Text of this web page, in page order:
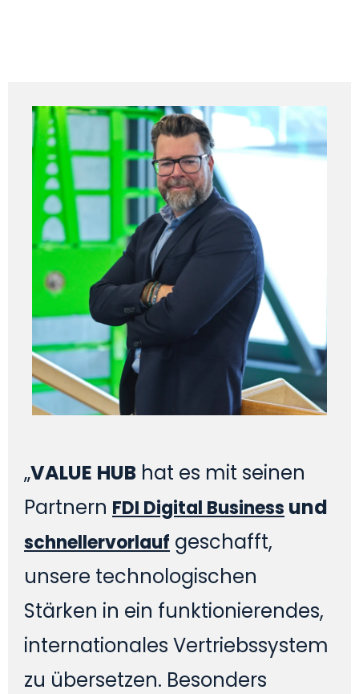
„VALUE HUB hat es mit seinen
Partnern FDI Digital Business und
schnellervorlauf geschafft,
unsere technologischen
Stärken in ein funktionierendes,
internationales Vertriebssystem
zu übersetzen. Besonders